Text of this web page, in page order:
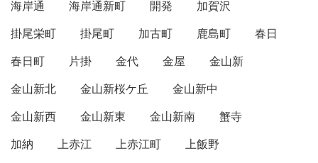
海岸通 海岸通新町 開発
加賀沢
掛尾栄町
掛尾町 加古町 鹿島町
春日
春日町
片掛 金代 金屋
金山新
金山新北
金山新桜ケ丘
金山新中
金山新西
金山新東 金山新南
蟹寺
加納
上赤江 上赤江町
上飯野